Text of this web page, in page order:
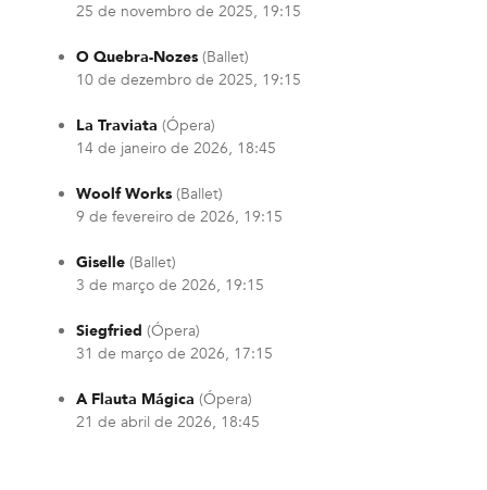
25 de novembro de 2025, 19:15
O Quebra-Nozes (Ballet)
10 de dezembro de 2025, 19:15
La Traviata (Ópera)
14 de janeiro de 2026, 18:45
Woolf Works (Ballet)
9 de fevereiro de 2026, 19:15
Giselle (Ballet)
3 de março de 2026, 19:15
Siegfried (Ópera)
31 de março de 2026, 17:15
A Flauta Mágica (Ópera)
21 de abril de 2026, 18:45